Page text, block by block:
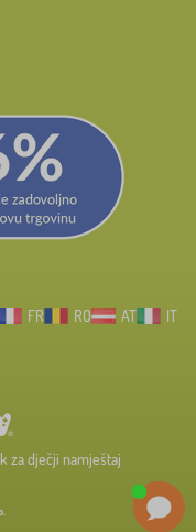
FR RO AT
IT
za dječji namještaj